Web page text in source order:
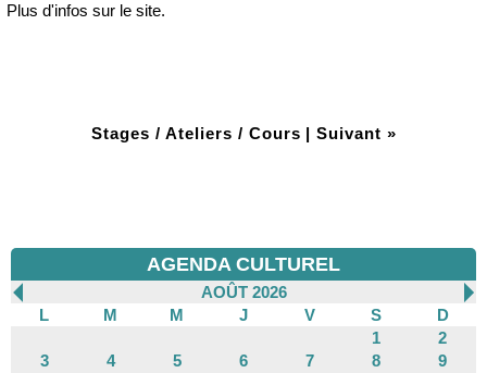
Plus d'infos sur le site.
Stages / Ateliers / Cours | Suivant »
AGENDA CULTUREL
AOÛT 2026
L
M M J V S
D
1
2
3
4 5 6 7 8
9